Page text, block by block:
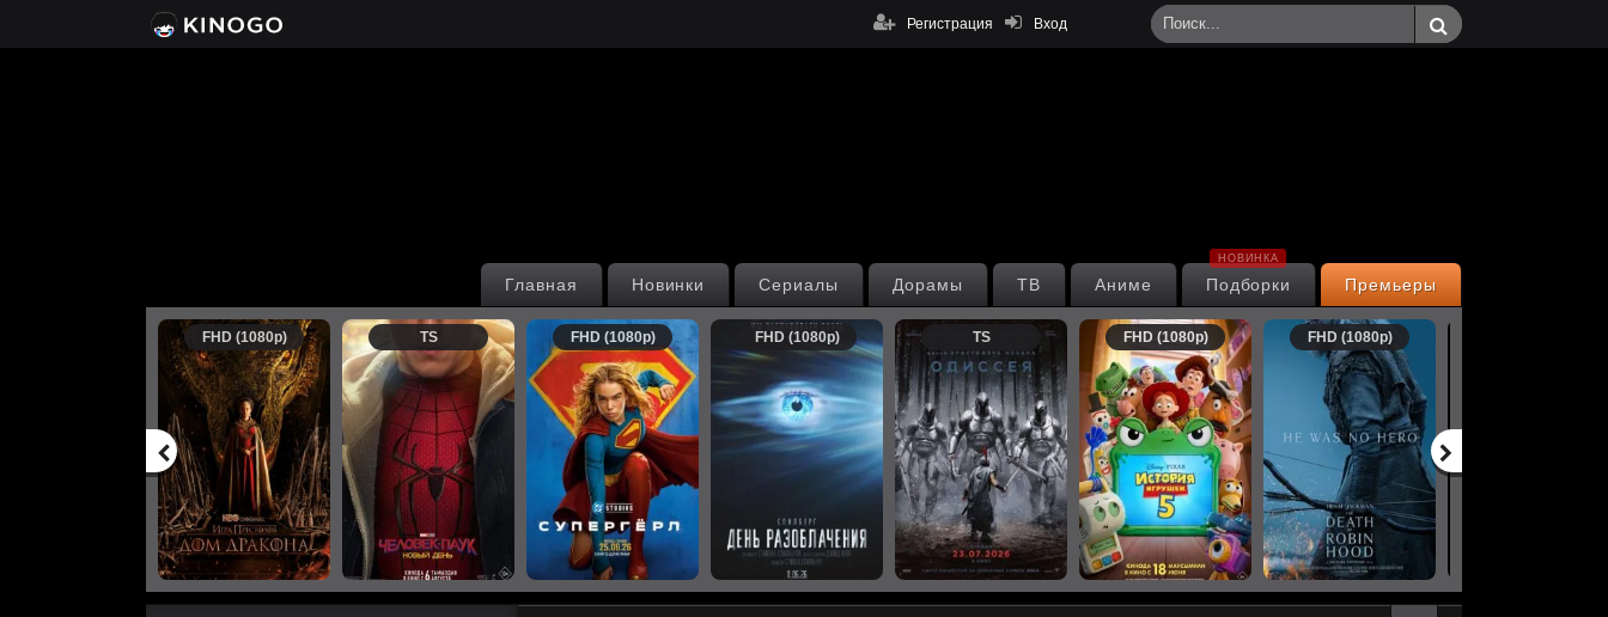
Вход
Регистрация
Премьеры
Подборки
НОВИНКА
Аниме
ТВ
Дорамы
Сериалы
Новинки
Главная
FHD (1080p) TS FHD (1080p) FHD (1080p) TS FHD (1080p) FHD (1080p)